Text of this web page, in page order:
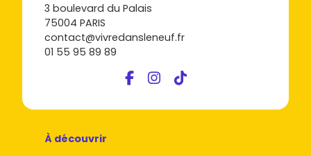
3 boulevard du Palais
75004 PARIS
contact@vivredansleneuf.fr
01 55 95 89 89
À découvrir